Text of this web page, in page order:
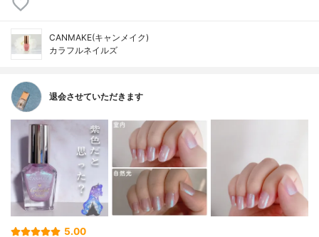
CANMAKE(キャンメイク)
カラフルネイルズ
退会させていただきます
5.00